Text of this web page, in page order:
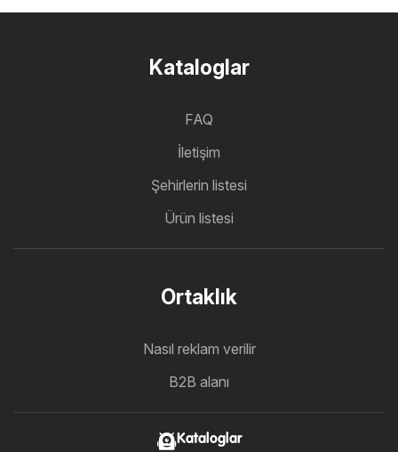
Kataloglar
FAQ
İletişim
Şehirlerin listesi
Ürün listesi
Ortaklık
Nasıl reklam verilir
B2B alanı
Kataloglar